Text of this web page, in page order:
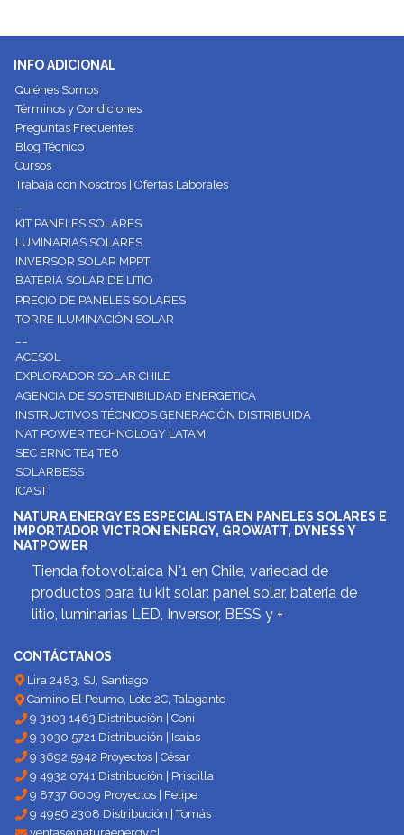
INFO ADICIONAL
Quiénes Somos
Términos y Condiciones
Preguntas Frecuentes
Blog Técnico
Cursos
Trabaja con Nosotros | Ofertas Laborales
KIT PANELES SOLARES
LUMINARIAS SOLARES
INVERSOR SOLAR MPPT
BATERÍA SOLAR DE LITIO
PRECIO DE PANELES SOLARES
TORRE ILUMINACIÓN SOLAR
ACESOL
EXPLORADOR SOLAR CHILE
AGENCIA DE SOSTENIBILIDAD ENERGETICA
INSTRUCTIVOS TÉCNICOS GENERACIÓN DISTRIBUIDA
NAT POWER TECHNOLOGY LATAM
SEC ERNC TE4 TE6
SOLARBESS
ICAST
NATURA ENERGY ES ESPECIALISTA EN PANELES SOLARES E
IMPORTADOR VICTRON ENERGY, GROWATT, DYNESS Y
NATPOWER
Tienda fotovoltaica N°1 en Chile, variedad de
productos para tu kit solar: panel solar, batería de
litio, luminarias LED, Inversor, BESS y +
CONTÁCTANOS
Lira 2483, SJ, Santiago
Camino El Peumo, Lote 2C, Talagante
9 3103 1463 Distribución | Coni
9 3030 5721 Distribución | Isaías
9 3692 5942 Proyectos | César
9 4932 0741 Distribución | Priscilla
9 8737 6009 Proyectos | Felipe
9 4956 2308 Distribución | Tomás